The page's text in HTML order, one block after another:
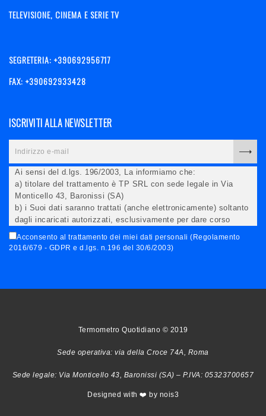
TELEVISIONE, CINEMA E SERIE TV
SEGRETERIA: +390692956717
FAX: +390692933428
ISCRIVITI ALLA NEWSLETTER
Ai sensi del d.lgs. 196/2003, La informiamo che:
a) titolare del trattamento è TP SRL con sede legale in Via
Monticello 43, Baronissi (SA)
b) i Suoi dati saranno trattati (anche elettronicamente) soltanto
dagli incaricati autorizzati, esclusivamente per dare corso
all'invio della newsletter e per l'invio (anche via email) di
informazioni relative alle iniziative del Titolare;
responsabile per conoscere i Suoi dati, verificare le modalità
all'invio di materiale. Preso atto di quanto precede, acconsento
Acconsento al trattamento dei miei dati personali (Regolamento
2016/679 - GDPR e d.lgs. n.196 del 30/6/2003)
Termometro Quotidiano © 2019
Sede operativa: via della Croce 74A, Roma
Sede legale: Via Monticello 43, Baronissi (SA) – P.IVA: 05323700657
Designed with ❤️ by nois3